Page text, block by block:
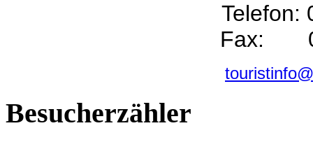
Telefon:
Fax:
Besucherzähler